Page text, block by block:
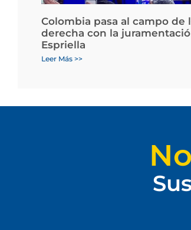
Colombia pasa al campo de
derecha con la
Espriella
Leer Más >>